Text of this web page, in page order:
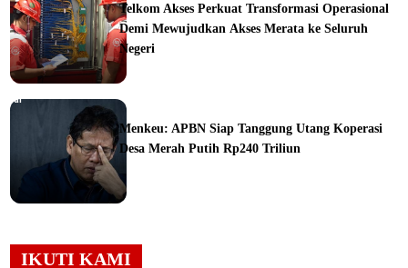
Telkom Akses Perkuat Transformasi Operasional
Demi Mewujudkan Akses Merata ke Seluruh
Negeri
Menkeu: APBN Siap Tanggung Utang Koperasi
Desa Merah Putih Rp240 Triliun
IKUTI KAMI